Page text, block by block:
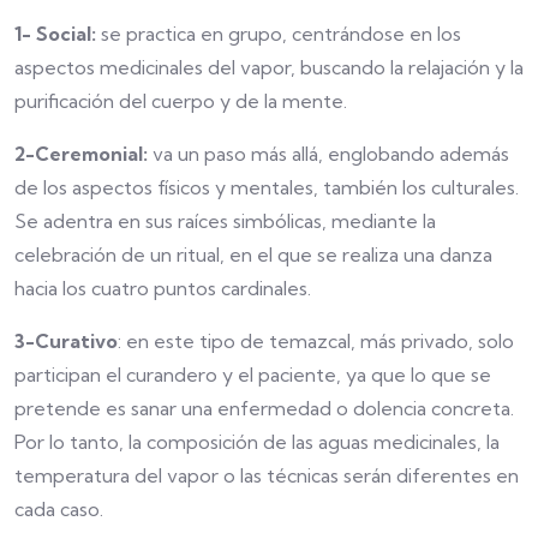
1- Social: se practica en grupo, centrándose en los
aspectos medicinales del vapor, buscando la relajación y la
purificación del cuerpo y de la mente.
2-Ceremonial: va un paso más allá, englobando además
de los aspectos físicos y mentales, también los culturales.
Se adentra en sus raíces simbólicas, mediante la
celebración de un ritual, en el que se realiza una danza
hacia los cuatro puntos cardinales.
3-Curativo: en este tipo de temazcal, más privado, solo
participan el curandero y el paciente, ya que lo que se
pretende es sanar una enfermedad o dolencia concreta.
Por lo tanto, la composición de las aguas medicinales, la
temperatura del vapor o las técnicas serán diferentes en
cada caso.